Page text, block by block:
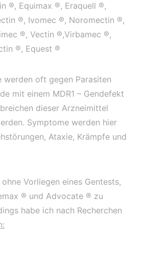
®, Equimax ®, Eraquell ®,
®, Ivomec ®, Noromectin ®,
®, Vectin ®,Virbamec ®,
®, Equest ®
werden oft gegen Parasiten
mit einem MDR1 – Gendefekt
dieser Arzneimittel
Symptome werden hier
Ataxie, Krämpfe und
Vorliegen eines Gentests,
® und Advocate ® zu
habe ich nach Recherchen